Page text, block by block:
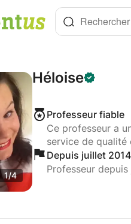
1/4
Héloise
Professeur fiable
Ce professeur a
service de qualité
Depuis juillet 2014
Professeur